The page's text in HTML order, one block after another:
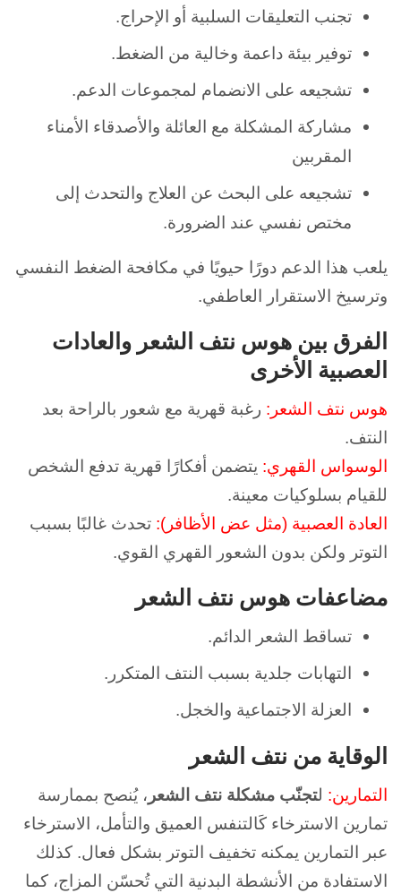
تجنب التعليقات السلبية أو الإحراج.
توفير بيئة داعمة وخالية من الضغط.
تشجيعه على الانضمام لمجموعات الدعم.
مشاركة المشكلة مع العائلة والأصدقاء الأمناء
المقربين
تشجيعه على البحث عن العلاج والتحدث إلى
مختص نفسي عند الضرورة.
يلعب هذا الدعم دورًا حيويًا في مكافحة الضغط النفسي
وترسيخ الاستقرار العاطفي.
الفرق بين هوس نتف الشعر والعادات
العصبية الأخرى
هوس نتف الشعر: رغبة قهرية مع شعور بالراحة بعد
النتف.
الوسواس القهري: يتضمن أفكارًا قهرية تدفع الشخص
للقيام بسلوكيات معينة.
العادة العصبية (مثل عض الأظافر): تحدث غالبًا بسبب
التوتر ولكن بدون الشعور القهري القوي.
مضاعفات هوس نتف الشعر
تساقط الشعر الدائم.
التهابات جلدية بسبب النتف المتكرر.
العزلة الاجتماعية والخجل.
الوقاية من نتف الشعر
التمارين: لتجنّب مشكلة نتف الشعر ، يُنصح بممارسة
تمارين الاسترخاء كَالتنفس العميق والتأمل، الاسترخاء
عبر التمارين يمكنه تخفيف التوتر بشكل فعال. كذلك
الاستفادة من الأنشطة البدنية التي تُحسّن المزاج، كما